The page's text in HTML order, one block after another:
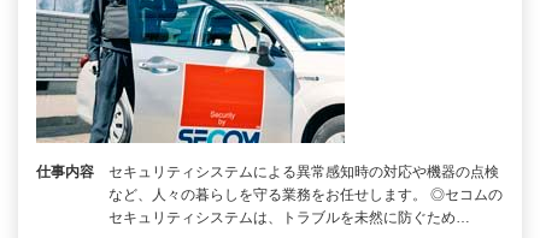
仕事内容
セキュリティシステムによる異常感知時の対応や機器の点検
など、人々の暮らしを守る業務をお任せします。 ◎セコムの
セキュリティシステムは、トラブルを未然に防ぐため…